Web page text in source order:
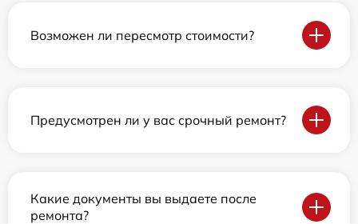
Возможен ли пересмотр стоимости?
Предусмотрен ли у вас срочный ремонт?
Какие документы вы выдаете после
ремонта?